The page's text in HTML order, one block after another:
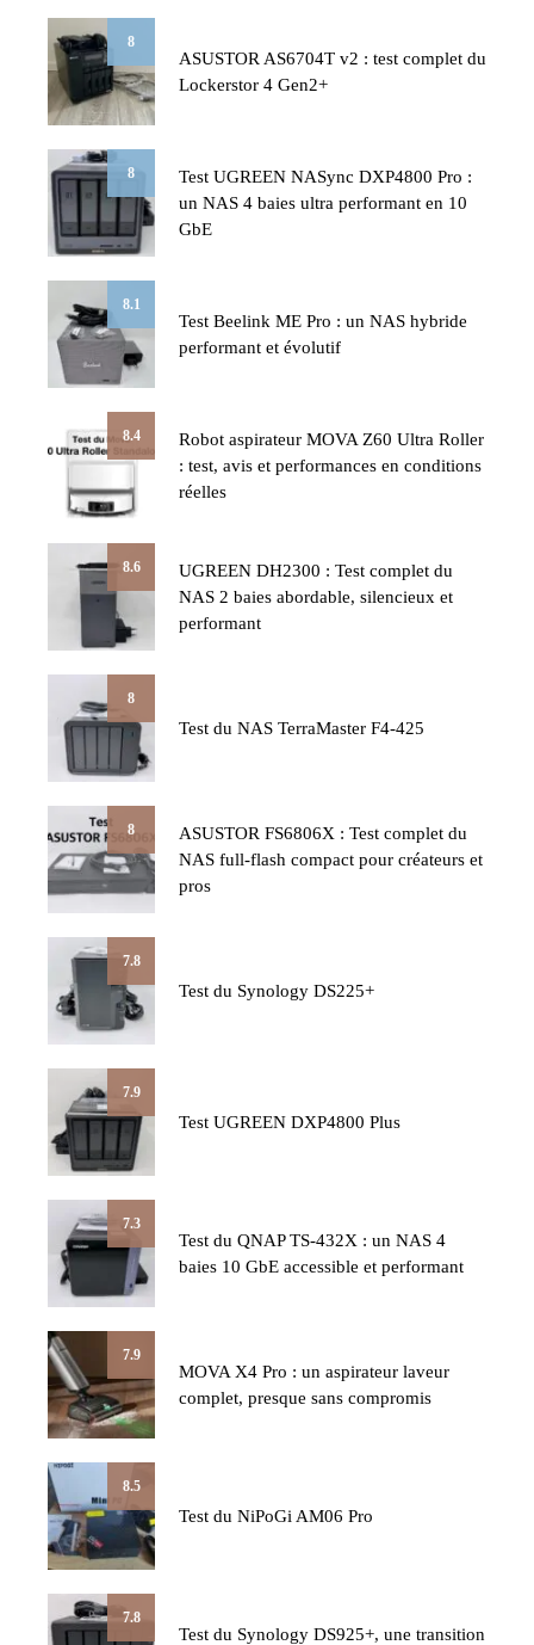
8
ASUSTOR AS6704T v2 : test complet du
Lockerstor 4 Gen2+
8
Test UGREEN NASync DXP4800 Pro :
un NAS 4 baies ultra performant en 10
GbE
8.1
Test Beelink ME Pro : un NAS hybride
performant et évolutif
8.4
Robot aspirateur MOVA Z60 Ultra Roller
: test, avis et performances en conditions
réelles
8.6
UGREEN DH2300 : Test complet du
NAS 2 baies abordable, silencieux et
performant
8
Test du NAS TerraMaster F4-425
8
ASUSTOR FS6806X : Test complet du
NAS full-flash compact pour créateurs et
pros
7.8
Test du Synology DS225+
7.9
Test UGREEN DXP4800 Plus
7.3
Test du QNAP TS-432X : un NAS 4
baies 10 GbE accessible et performant
7.9
MOVA X4 Pro : un aspirateur laveur
complet, presque sans compromis
8.5
Test du NiPoGi AM06 Pro
7.8
Test du Synology DS925+, une transition